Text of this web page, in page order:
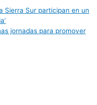
Sierra Sur participan en un
jornadas para promover